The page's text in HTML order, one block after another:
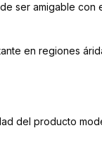
ser amigable
en regiones
del producto